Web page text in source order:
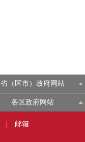
省（区市）政府网站
各区政府网站
邮箱